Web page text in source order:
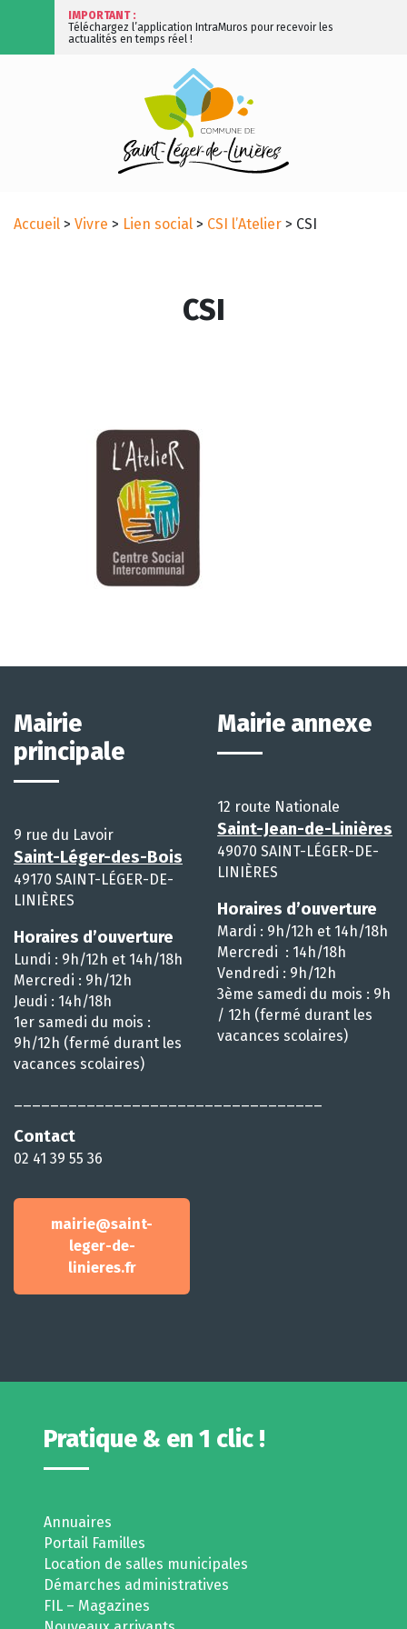
IMPORTANT :
Téléchargez l’application IntraMuros pour recevoir les
actualités en temps réel !
Accueil > Vivre > Lien social > CSI l’Atelier > CSI
CSI
Mairie
principale
9 rue du Lavoir
Saint-Léger-des-Bois
49170 SAINT-LÉGER-DE-
LINIÈRES
Horaires d’ouverture
Lundi : 9h/12h et 14h/18h
Mercredi : 9h/12h
Jeudi : 14h/18h
1er samedi du mois :
9h/12h (fermé durant les
vacances scolaires)
Contact
02 41 39 55 36
mairie@saint-
leger-de-
linieres.fr
Mairie annexe
12 route Nationale
Saint-Jean-de-Linières
49070 SAINT-LÉGER-DE-
LINIÈRES
Horaires d’ouverture
Mardi : 9h/12h et 14h/18h
Mercredi : 14h/18h
Vendredi : 9h/12h
3ème samedi du mois : 9h
/ 12h (fermé durant les
vacances scolaires)
Pratique & en 1 clic !
Annuaires
Portail Familles
Location de salles municipales
Démarches administratives
FIL – Magazines